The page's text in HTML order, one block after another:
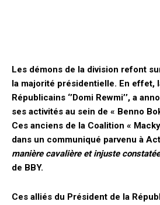
Les démons de la division refont
la majorité présidentielle. En effet,
Républicains ‘’Domi Rewmi’’, a
ses activités au sein de « Benno
Ces anciens de la Coalition «
dans un communiqué parvenu à
manière cavalière et injuste
de BBY.
Ces alliés du Président de la